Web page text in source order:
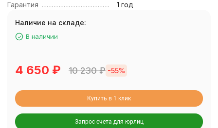
Гарантия
1 год
Наличие на складе:
В наличии
4 650 ₽ 10 230₽ -55%
Купить в 1 клик
Запрос счета для юрлиц